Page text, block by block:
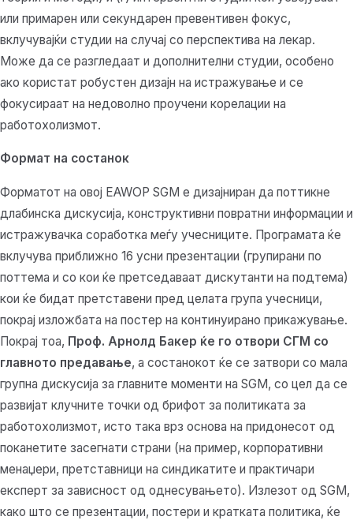
или примарен или секундарен превентивен фокус,
вклучувајќи студии на случај со перспектива на лекар.
Може да се разгледаат и дополнителни студии, особено
ако користат робустен дизајн на истражување и се
фокусираат на недоволно проучени корелации на
работохолизмот.
Формат на состанок
Форматот на овој EAWOP SGM е дизајниран да поттикне
длабинска дискусија, конструктивни повратни информации и
истражувачка соработка меѓу учесниците. Програмата ќе
вклучува приближно 16 усни презентации (групирани по
поттема и со кои ќе претседаваат дискутанти на подтема)
кои ќе бидат претставени пред целата група учесници,
покрај изложбата на постер на континуирано прикажување.
Покрај тоа, Проф. Арнолд Бакер ќе го отвори СГМ со
главното предавање, а состанокот ќе се затвори со мала
групна дискусија за главните моменти на SGM, со цел да се
развијат клучните точки од брифот за политиката за
работохолизмот, исто така врз основа на придонесот од
поканетите засегнати страни (на пример, корпоративни
менаџери, претставници на синдикатите и практичари
експерт за зависност од однесувањето). Излезот од SGM,
како што се презентации, постери и кратката политика, ќе